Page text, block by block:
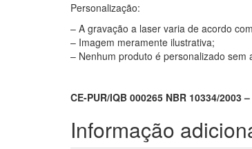
Personalização:
– A gravação a laser varia de acordo
– Imagem meramente ilustrativa;
– Nenhum produto é personalizado
CE-PUR/IQB 000265 NBR 10334/2003
Informação